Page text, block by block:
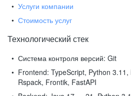
Услуги компании
Стоимость услуг
Технологический стек
Система контроля версий: Git
Frontend: TypeScript, Python
Rspack, Frontik, FastAPI